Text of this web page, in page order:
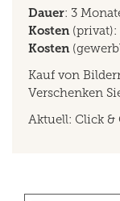
Dauer: 3
Kosten (privat):
Kosten
Kauf von
Verschenken
Aktuell: Click &